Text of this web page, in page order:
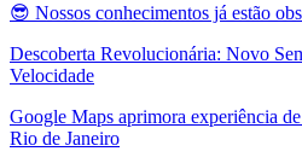
😎 Nossos conhecimentos já estão
Descoberta Revolucionária: Novo
Velocidade
Google Maps aprimora experiência
Rio de Janeiro